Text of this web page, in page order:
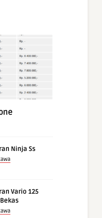
Ninja Ss
Vario 125